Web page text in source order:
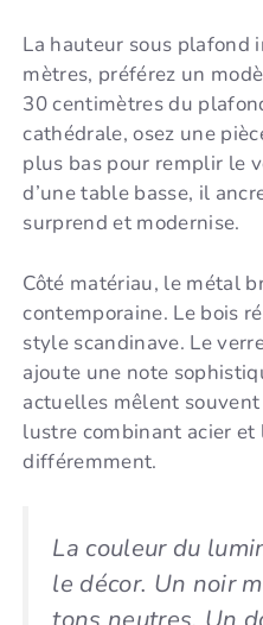
La hauteur sous plafond
mètres, préférez un
30 centimètres du
cathédrale, osez une
plus bas pour remplir le
d’une table basse, il
surprend et modernise.
Côté matériau, le métal
contemporaine. Le bois
style scandinave. Le
ajoute une note
actuelles mêlent
lustre combinant acier
différemment.
La couleur du
le décor. Un noir